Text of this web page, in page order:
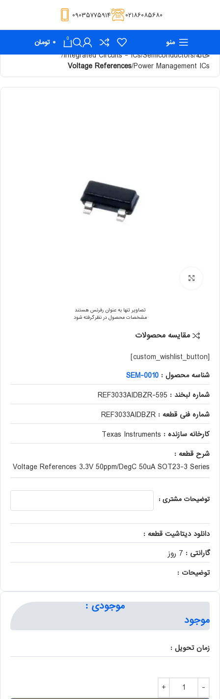
۰۲۱۸۶۰۸۵۶۸۰ ۰۹۰۳۵۷۷۵۹۱۴
منو 0 ۰ تومان
خانهSemiconductors
Integrated Circuits - ICs
Power Management ICs
Voltage References
تصاویر تنها به عنوان رفرنس هستند
مشخصات محصول در نظر گرفته شود
مقایسه محصولات
[custom_wishlist_button]
شناسه محصول : SEM-0010
شماره لبخند : 595-REF3033AIDBZR
شماره فنی قطعه : REF3033AIDBZR
کارخانه سازنده : Texas Instruments
شرح قطعه :
Voltage References 3.3V 50ppm/DegC 50uA SOT23-3 Series
توضیحات مشتری :
دانلود دیتاشیت قطعه :
گارانتی : 7 روز
توضیحات :
موجودی :
موجود
زمان تحویل :